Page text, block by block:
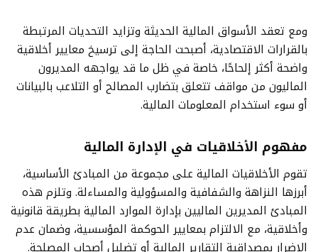
ومع تعقد الأسواق المالية الحديثة وتزايد التحديات المرتبطة
بالقرارات الاقتصادية، أصبحت الحاجة إلى ترسيخ معايير أخلاقية
واضحة أكثر إلحاحًا، خاصة في ظل ما قد يواجهه المديرون
الماليون من مواقف تتعلق بتضارب المصالح أو التلاعب بالبيانات
أو سوء استخدام المعلومات المالية.
مفهوم الأخلاقيات في الإدارة المالية
تقوم الأخلاقيات المالية على مجموعة من المبادئ الأساسية،
أبرزها النزاهة والشفافية والمسؤولية والمساءلة. وتلزم هذه
المبادئ المديرين الماليين بإدارة الموارد المالية بطريقة قانونية
وأخلاقية، مع الالتزام بمعايير الحوكمة المؤسسية، وضمان عدم
الإضرار بمصداقية التقارير المالية أو تضليل أصحاب المصلحة.